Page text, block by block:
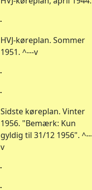
HVJ-køreplan. Sommer
1951. ^---v
Sidste køreplan. Vinter
1956. "Bemærk: Kun
gyldig til 31/12 1956".
v